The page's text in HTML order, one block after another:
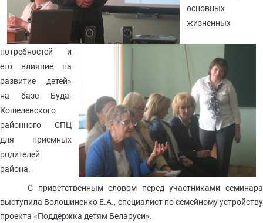
основных
жизненных
потребностей и
его влияние на
развитие детей»
на базе Буда-
Кошелевского
районного СПЦ
для приемных
родителей
района.
С приветственным словом перед участниками семинара
выступила Волошиненко Е.А., специалист по семейному устройству
проекта «Поддержка детям Беларуси».